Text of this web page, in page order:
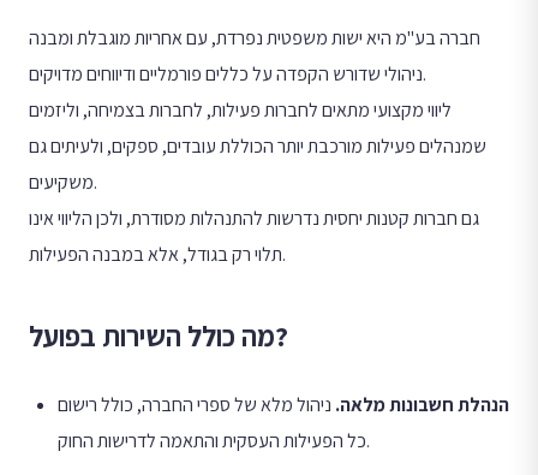
חברה בע"מ היא ישות משפטית נפרדת, עם אחריות מוגבלת ומבנה
ניהולי שדורש הקפדה על כללים פורמליים ודיווחים מדויקים.
ליווי מקצועי מתאים לחברות פעילות, לחברות בצמיחה, וליזמים
שמנהלים פעילות מורכבת יותר הכוללת עובדים, ספקים, ולעיתים גם
משקיעים.
גם חברות קטנות יחסית נדרשות להתנהלות מסודרת, ולכן הליווי אינו
תלוי רק בגודל, אלא במבנה הפעילות.
מה כולל השירות בפועל?
הנהלת חשבונות מלאה. ניהול מלא של ספרי החברה, כולל רישום
כל הפעילות העסקית והתאמה לדרישות החוק.